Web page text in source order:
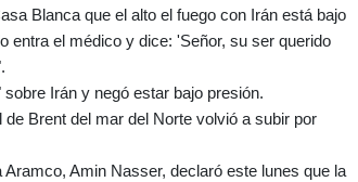
Blanca que el alto el fuego con Irán está bajo
entra el médico y dice: 'Señor, su ser querido
Irán y negó estar bajo presión.
Brent del mar del Norte volvió a subir por
Amin Nasser, declaró este lunes que la